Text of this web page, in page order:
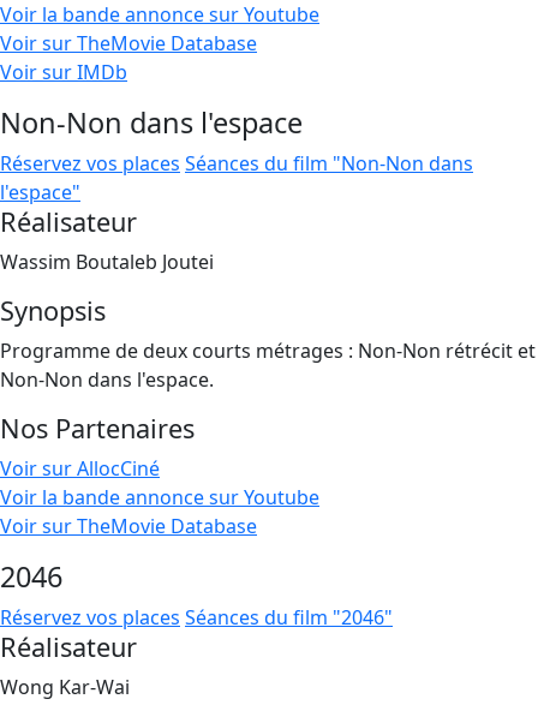
Voir la bande annonce sur Youtube
Voir sur TheMovie Database
Voir sur IMDb
Non-Non dans l'espace
Réservez vos places Séances du film "Non-Non dans
l'espace"
Réalisateur
Wassim Boutaleb Joutei
Synopsis
Programme de deux courts métrages : Non-Non rétrécit et
Non-Non dans l'espace.
Nos Partenaires
Voir sur AllocCiné
Voir la bande annonce sur Youtube
Voir sur TheMovie Database
2046
Réservez vos places Séances du film "2046"
Réalisateur
Wong Kar-Wai